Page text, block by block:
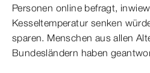
Personen online befragt,
Kesseltemperatur senken
sparen. Menschen aus allen
Bundesländern haben